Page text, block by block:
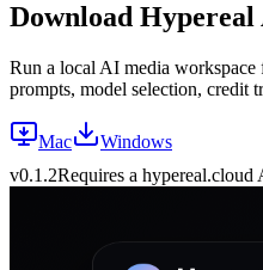
Download Hypereal
Run a local AI media workspace
prompts, model selection, credit
Mac
Windows
v0.1.2Requires a hypereal.cloud